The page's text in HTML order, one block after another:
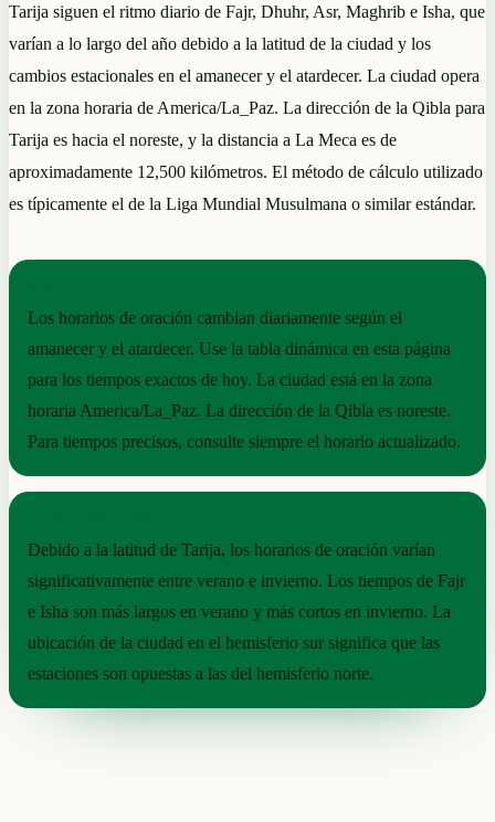
Tarija siguen el ritmo diario de Fajr, Dhuhr, Asr, Maghrib e Isha, que
varían a lo largo del año debido a la latitud de la ciudad y los
cambios estacionales en el amanecer y el atardecer. La ciudad opera
en la zona horaria de America/La_Paz. La dirección de la Qibla para
Tarija es hacia el noreste, y la distancia a La Meca es de
aproximadamente 12,500 kilómetros. El método de cálculo utilizado
es típicamente el de la Liga Mundial Musulmana o similar estándar.
Los horarios de oración cambian diariamente según el
amanecer y el atardecer. Use la tabla dinámica en esta página
para los tiempos exactos de hoy. La ciudad está en la zona
horaria America/La_Paz. La dirección de la Qibla es noreste.
Para tiempos precisos, consulte siempre el horario actualizado.
Debido a la latitud de Tarija, los horarios de oración varían
significativamente entre verano e invierno. Los tiempos de Fajr
e Isha son más largos en verano y más cortos en invierno. La
ubicación de la ciudad en el hemisferio sur significa que las
estaciones son opuestas a las del hemisferio norte.